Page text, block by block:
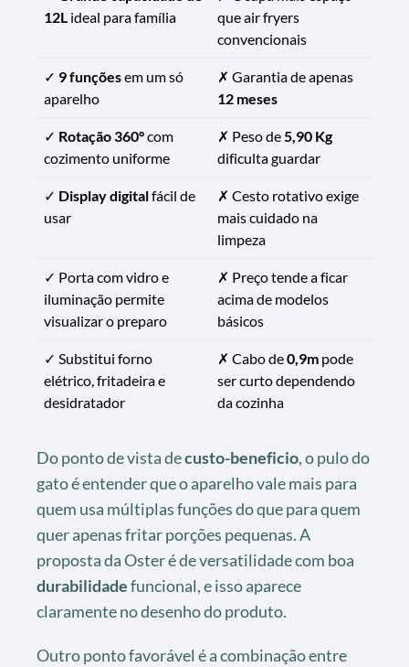
12L ideal para família
que air fryers
convencionais
✓ 9 funçõesem um só
aparelho
✗ Garantia de apenas
12 meses
✓ Rotação 360°com
cozimento uniforme
✗ Peso de 5,90 Kg
dificulta guardar
✓ Display digitalfácil de
usar
✗ Cesto rotativo exige
mais cuidado na
limpeza
✓ Porta com vidro e
iluminação permite
visualizar o preparo
✗ Preço tende a ficar
acima de modelos
básicos
✓ Substitui forno
elétrico, fritadeira e
desidratador
✗ Cabo de0,9m pode
ser curto dependendo
da cozinha
Do ponto de vista decusto-beneficio, o pulo do
gato é entender que o aparelho vale mais para
quem usa múltiplas funções do que para quem
quer apenas fritar porções pequenas. A
proposta da Oster é de versatilidade com boa
durabilidadefuncional, e isso aparece
claramente no desenho do produto.
Outro ponto favorável é a combinação entre